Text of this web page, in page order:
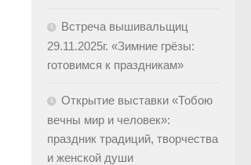
Встреча вышивальщиц
29.11.2025г. «Зимние грёзы:
готовимся к праздникам»
Открытие выставки «Тобою
вечны мир и человек»:
праздник традиций, творчества
и женской души